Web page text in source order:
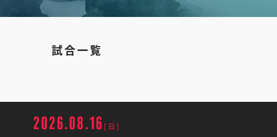
試合一覧
2026.08.16 [日]